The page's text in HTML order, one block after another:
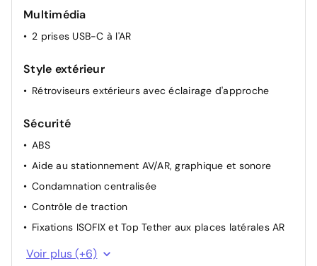
antipincement
Navigation connectée
Rétroviseurs extérieurs électriques, dégivrants et
rabattables électriquement
Vitres latérales AR et lunette AR chauffante surteintées
Accès et démarrage mains libres Proximity
Multimédia
2 prises USB-C à l'AR
Style extérieur
Rétroviseurs extérieurs avec éclairage d'approche
Sécurité
ABS
Aide au stationnement AV/AR, graphique et sonore
Condamnation centralisée
Contrôle de traction
Fixations ISOFIX et Top Tether aux places latérales AR
Frein de stationnement électrique
Voir plus (+6)